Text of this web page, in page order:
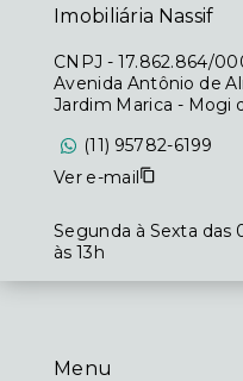
Menu
Imobiliária Nassif
CNPJ - 17.862.864/
Avenida Antônio de
Jardim Marica - Mogi
(11) 95782-6199
Ver e-mail
Segunda à Sexta das
às 13h